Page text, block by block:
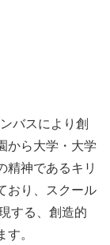
バスにより創
から大学・大学
精神であるキリ
おり、スクール
する、創造的
。